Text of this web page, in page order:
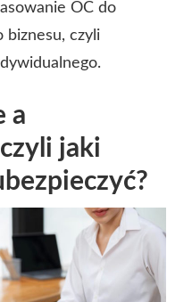
OC do
biznesu, czyli
a
jaki